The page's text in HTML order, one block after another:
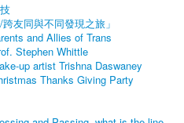
友同與不同發現之旅」
and Allies of Trans
Stephen Whittle
up artist Trishna Daswaney
Thanks Giving Party